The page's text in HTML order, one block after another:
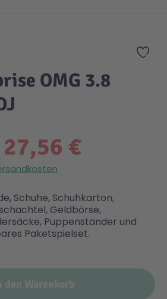
Heroes
Zur
OMG 3.8
27,56 €
Schuhe, Schuhkarton,
Geldbörse,
Puppenständer und
Paketspielset.
den Warenkorb